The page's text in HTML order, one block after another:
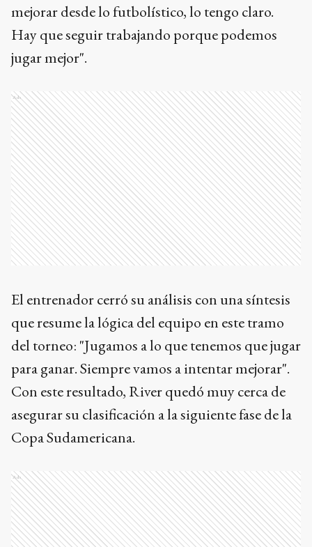
mejorar desde lo futbolístico, lo tengo claro.
Hay que seguir trabajando porque podemos
jugar mejor".
Ads
El entrenador cerró su análisis con una síntesis
que resume la lógica del equipo en este tramo
del torneo: "Jugamos a lo que tenemos que jugar
para ganar. Siempre vamos a intentar mejorar".
Con este resultado, River quedó muy cerca de
asegurar su clasificación a la siguiente fase de la
Copa Sudamericana.
Ads